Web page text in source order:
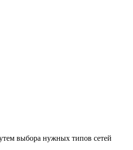
выбора нужных типов сетей